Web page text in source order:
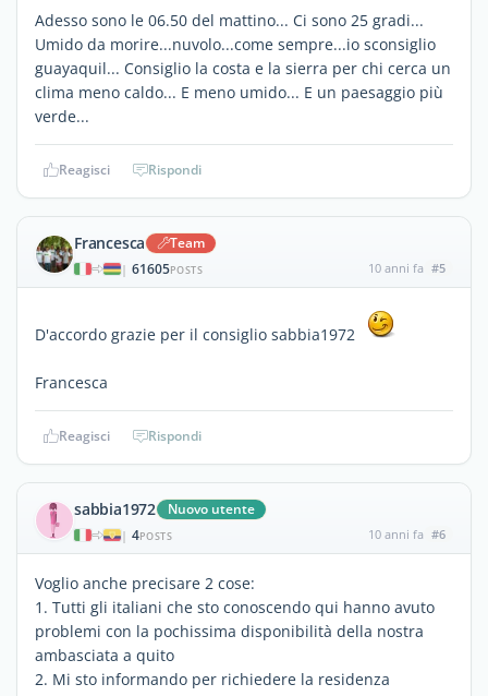
Adesso sono le 06.50 del mattino... Ci sono 25 gradi...
Umido da morire...nuvolo...come sempre...io sconsiglio
guayaquil... Consiglio la costa e la sierra per chi cerca un
clima meno caldo... E meno umido... E un paesaggio più
verde...
Reagisci Rispondi
Francesca Team
| 61605POSTS 10 anni fa #5
D'accordo grazie per il consiglio sabbia1972
Francesca
Reagisci Rispondi
sabbia1972 Nuovo utente
| 4POSTS 10 anni fa #6
Voglio anche precisare 2 cose:
1. Tutti gli italiani che sto conoscendo qui hanno avuto
problemi con la pochissima disponibilità della nostra
ambasciata a quito
2. Mi sto informando per richiedere la residenza